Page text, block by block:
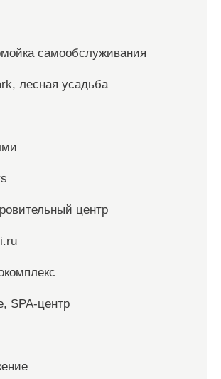
самообслуживания
лесная усадьба
центр
SPA-центр